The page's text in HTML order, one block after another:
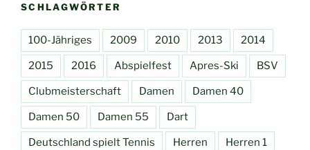
SCHLAGWÖRTER
100-Jähriges 2009 2010 2013 2014
2015 2016 Abspielfest Apres-Ski BSV
Clubmeisterschaft Damen Damen 40
Damen 50 Damen 55 Dart
Deutschland spielt Tennis Herren Herren 1